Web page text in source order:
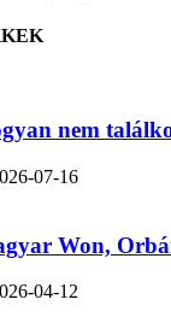
nem
07-16
Won,
04-12